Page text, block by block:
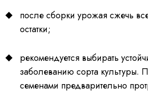
после сборки урожая сжечь
остатки;
рекомендуется выбирать
заболеванию сорта культуры.
семенами предварительно